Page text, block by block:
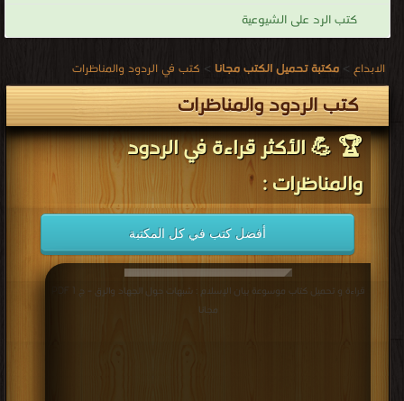
كتب الرد على الشيوعية
الابداع > مكتبة تحميل الكتب مجانا > كتب في الردود والمناظرات
كتب الردود والمناظرات
🏆 💪 الأكثر قراءة في الردود
والمناظرات :
أفضل كتب في كل المكتبة
مجانا